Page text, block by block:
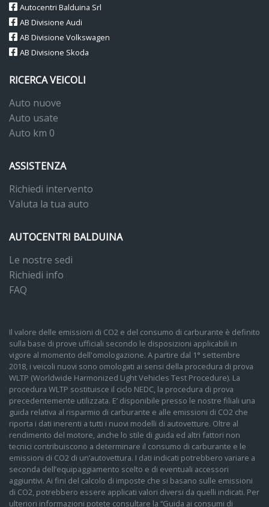
Autocentri Balduina Srl
AB Divisione Audi
AB Divisione Volkswagen
AB Divisione Skoda
RICERCA VEICOLI
Auto nuove
Auto usate
Auto km 0
ASSISTENZA
Richiedi intervento
Valuta la tua auto
AUTOCENTRI BALDUINA
Le nostre sedi
Richiedi info
FAQ
Il valore delle emissioni di CO2 e del consumo di carburante è definito
sulla base di prove ufficiali secondo le disposizioni applicabili in
vigore al momento dell'omologazione. A partire dal 1° settembre
2018, i veicoli nuovi sono omologati ai sensi della procedura di prova
WLTP (Worldwide Harmonized Light Vehicles Test Procedure). La
procedura WLTP sostituisce il ciclo NEDC, la procedura di prova
precedentemente utilizzata. E’ disponibile presso le nostre filiali una
guida relativa al risparmio di carburante e alle emissioni di CO2 che
riporta i dati inerenti a tutti i nuovi modelli di autovetture. Oltre al
rendimento del motore, anche lo stile di guida ed altri fattori non
tecnici contribuiscono a determinare il consumo di carburante e le
emissioni di CO2 di un’autovettura. I dati indicati potrebbero variare a
seconda dell’equipaggiamento scelto e di eventuali accessori
aggiuntivi. Ai fini del calcolo di imposte che si basano sulle emissioni
di CO2, potrebbero essere applicati valori diversi da quelli indicati. Per
ulteriori informazioni potete consultare la “Guida ai consumi di